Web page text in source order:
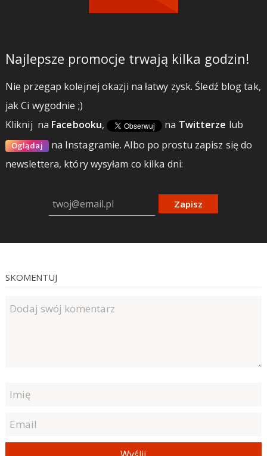
Najlepsze promocje trwają kilka godzin!
Nie przegap kolejnej okazji na łatwy zysk. Śledź blog tak,
jak Ci wygodnie ;)
Kliknij na Facebooku, na Twitterze lub
Oglądaj na Instagramie.Albo po prostu zapisz się do
newslettera, który wysyłam co kilka dni:
Zapisz
SKOMENTUJ